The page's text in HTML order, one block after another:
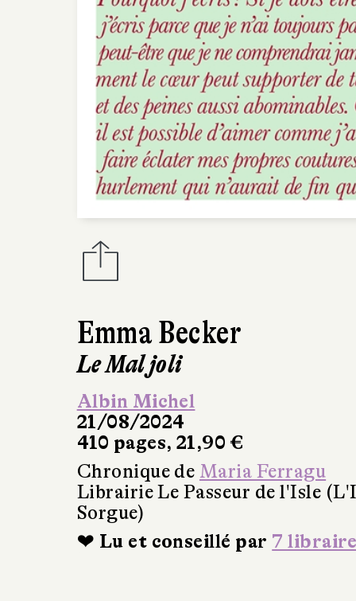
Emma Becker
Le Mal joli
Albin Michel
21/08/2024
410 pages, 21,90 €
Chronique de Maria Ferragu
Librairie Le Passeur de l'Isle
Sorgue)
❤ Lu et conseillé par 7